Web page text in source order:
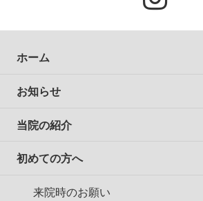
ホーム
お知らせ
当院の紹介
初めての方へ
来院時のお願い